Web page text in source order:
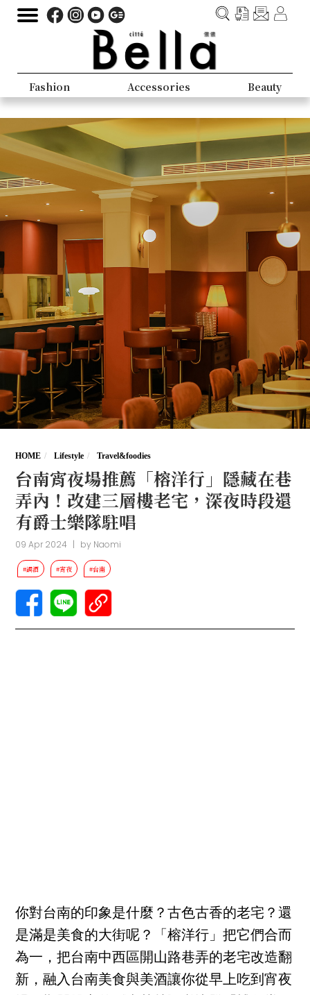
Fashion Accessories Beauty
HOME Lifestyle Travel&foodies
台南宵夜場推薦「榕洋行」隱藏在巷
弄內！改建三層樓老宅，深夜時段還
有爵士樂隊駐唱
09 Apr 2024 | by Naomi
#調酒 #宵夜 #台南
你對台南的印象是什麼？古色古香的老宅？還
是滿是美食的大街呢？「榕洋行」把它們合而
為一，把台南中西區開山路巷弄的老宅改造翻
新，融入台南美食與美酒讓你從早上吃到宵夜